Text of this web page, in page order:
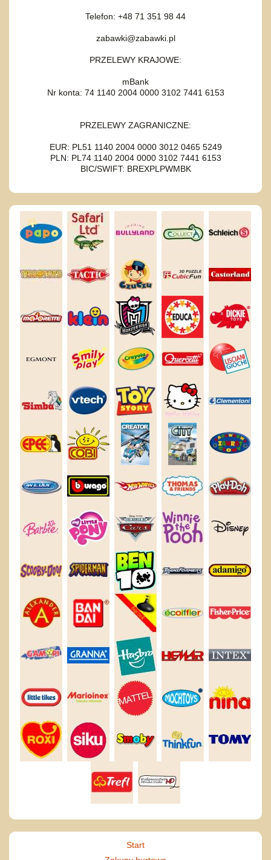
Telefon: +48 71 351 98 44
zabawki@zabawki.pl
PRZELEWY KRAJOWE:
mBank
Nr konta: 74 1140 2004 0000 3102 7441 6153
PRZELEWY ZAGRANICZNE:
EUR: PL51 1140 2004 0000 3012 0465 5249
PLN: PL74 1140 2004 0000 3102 7441 6153
BIC/SWIFT: BREXPLPWMBK
Start